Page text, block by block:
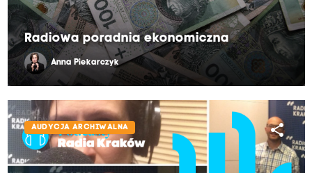
Radiowa poradnia ekonomiczna
Anna Piekarczyk
AUDYCJA ARCHIWALNA share